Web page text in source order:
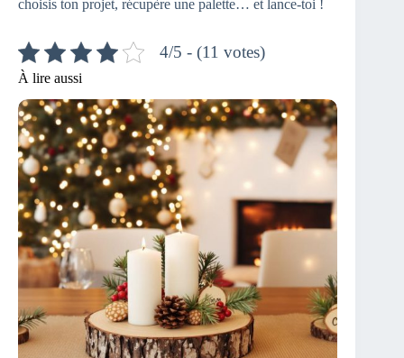
choisis ton projet, récupère une palette… et lance-toi !
4/5 - (11 votes)
À lire aussi